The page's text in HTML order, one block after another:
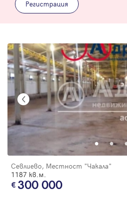
Регистрация
Севлиево, Местност "Чакала"
1187 кв.м.
300 000